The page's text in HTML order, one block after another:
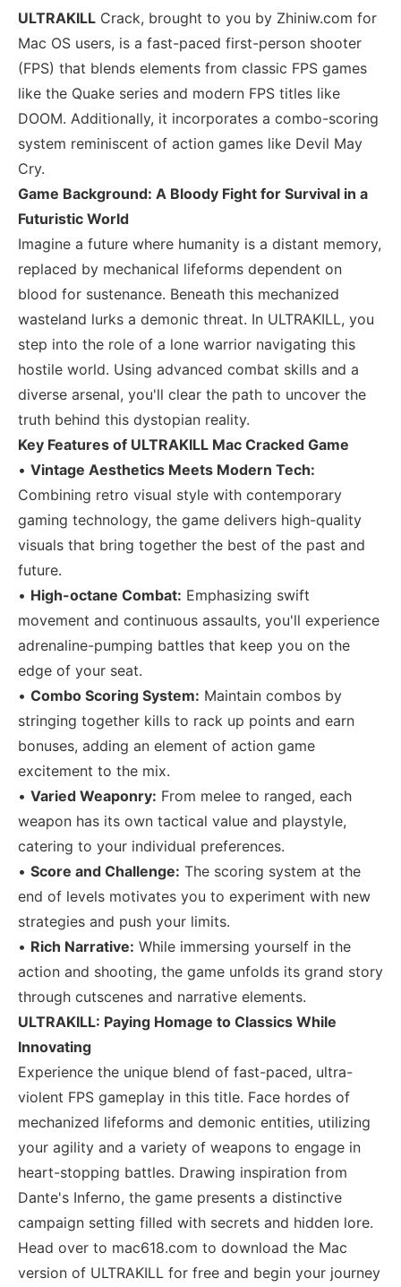
ULTRAKILL Crack, brought to you by Zhiniw.com for
Mac OS users, is a fast-paced first-person shooter
(FPS) that blends elements from classic FPS games
like the Quake series and modern FPS titles like
DOOM. Additionally, it incorporates a combo-scoring
system reminiscent of action games like Devil May
Cry.
Game Background: A Bloody Fight for Survival in a
Futuristic World
Imagine a future where humanity is a distant memory,
replaced by mechanical lifeforms dependent on
blood for sustenance. Beneath this mechanized
wasteland lurks a demonic threat. In ULTRAKILL, you
step into the role of a lone warrior navigating this
hostile world. Using advanced combat skills and a
diverse arsenal, you'll clear the path to uncover the
truth behind this dystopian reality.
Key Features of ULTRAKILL Mac Cracked Game
• Vintage Aesthetics Meets Modern Tech:
Combining retro visual style with contemporary
gaming technology, the game delivers high-quality
visuals that bring together the best of the past and
future.
• High-octane Combat: Emphasizing swift
movement and continuous assaults, you'll experience
adrenaline-pumping battles that keep you on the
edge of your seat.
• Combo Scoring System: Maintain combos by
stringing together kills to rack up points and earn
bonuses, adding an element of action game
excitement to the mix.
• Varied Weaponry: From melee to ranged, each
weapon has its own tactical value and playstyle,
catering to your individual preferences.
• Score and Challenge: The scoring system at the
end of levels motivates you to experiment with new
strategies and push your limits.
• Rich Narrative: While immersing yourself in the
action and shooting, the game unfolds its grand story
through cutscenes and narrative elements.
ULTRAKILL: Paying Homage to Classics While
Innovating
Experience the unique blend of fast-paced, ultra-
violent FPS gameplay in this title. Face hordes of
mechanized lifeforms and demonic entities, utilizing
your agility and a variety of weapons to engage in
heart-stopping battles. Drawing inspiration from
Dante's Inferno, the game presents a distinctive
campaign setting filled with secrets and hidden lore.
Head over to mac618.com to download the Mac
version of ULTRAKILL for free and begin your journey